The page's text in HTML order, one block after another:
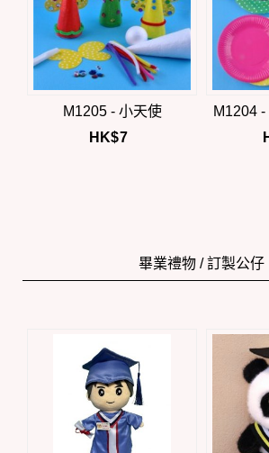
M1205 - 小天使
HK$7
M1204
畢業禮物 / 訂製公仔